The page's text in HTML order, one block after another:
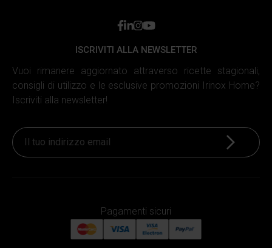
facebook
linkedin
instagram
youtube
ISCRIVITI ALLA NEWSLETTER
Vuoi rimanere aggiornato attraverso ricette stagionali,
consigli di utilizzo e le esclusive promozioni Irinox Home?
Iscriviti alla newsletter!
Iscriviti
Pagamenti sicuri